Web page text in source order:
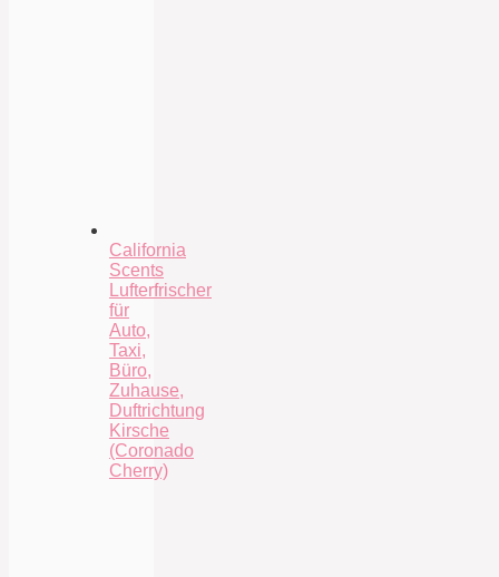
California
Scents
Lufterfrischer
für
Auto,
Taxi,
Büro,
Zuhause,
Duftrichtung
Kirsche
(Coronado
Cherry)